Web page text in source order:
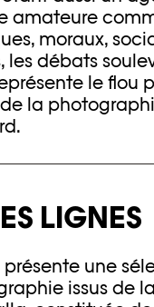
amateure
moraux,
les débats
le flou
la
LIGNES
présente une
issus de